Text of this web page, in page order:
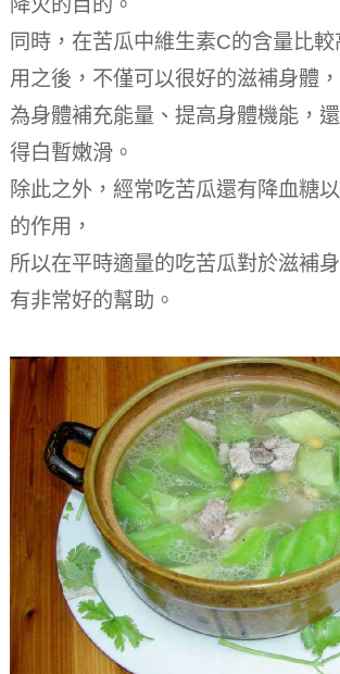
降火的目的。
同時，在苦瓜中維生素C的含量比
用之後，不僅可以很好的滋補身體，
為身體補充能量、提高身體機能，
得白暫嫩滑。
除此之外，經常吃苦瓜還有降血糖
的作用，
所以在平時適量的吃苦瓜對於滋補
有非常好的幫助。